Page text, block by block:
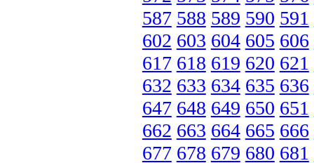
587 588 589 590 591
602 603 604 605 606
617 618 619 620 621
632 633 634 635 636
647 648 649 650 651
662 663 664 665 666
677 678 679 680 681